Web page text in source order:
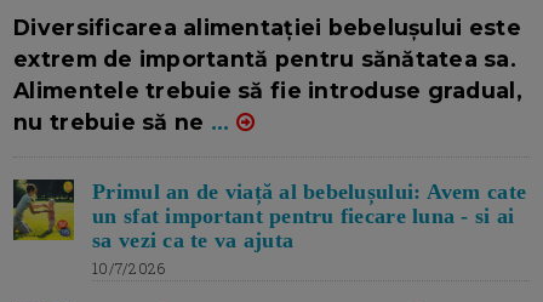
Diversificarea alimentației bebelușului este
extrem de importantă pentru sănătatea sa.
Alimentele trebuie să fie introduse gradual,
nu trebuie să ne ...
Primul an de viață al bebelușului: Avem cate
un sfat important pentru fiecare luna - si ai
sa vezi ca te va ajuta
10/7/2026